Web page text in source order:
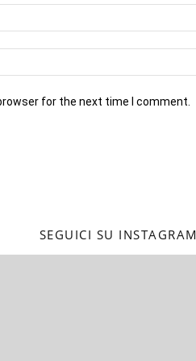
for the next time I comment.
SEGUICI SU INSTAGRAM